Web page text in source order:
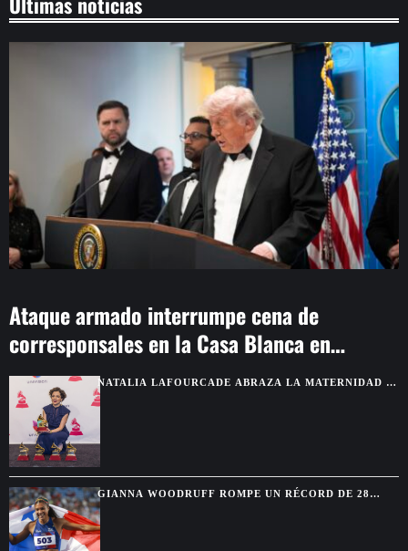
Ataque armado interrumpe cena de
corresponsales en la Casa Blanca en
WashingtonNATALIA LAFOURCADE ABRAZA LA MATERNIDAD Y
DESPIDE ‘CANCIONERA’
GIANNA WOODRUFF ROMPE UN RÉCORD DE 28
AÑOS Y CONQUISTA EL ORO EN SANTO DOMINGO